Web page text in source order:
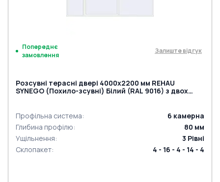
Попереднє
замовлення
Залиште відгук
Розсувні терасні двері 4000x2200 мм REHAU
SYNEGO (Похило-зсувні) Білий (RAL 9016) з двох
Профільна система: 6 камерна
Глибина профілю: 80 мм
Ущільнення: 3 Рівні
Склопакет: 4 - 16 - 4 - 14 - 4